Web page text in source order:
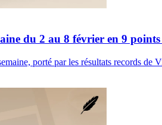
du 2 au 8 février en 9 points
porté par les résultats records